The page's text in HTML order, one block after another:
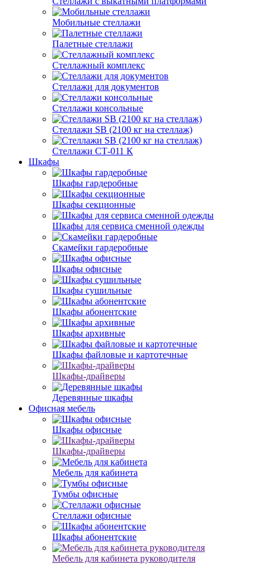
Мобильные стеллажи
Палетные стеллажи
Стеллажный комплекс
Стеллажи для документов
Стеллажи консольные
Стеллажи SB (2100 кг на стеллаж)
Стеллажи СТ-011 К
Шкафы
Шкафы гардеробные
Шкафы секционные
Шкафы для сервиса сменной одежды
Скамейки гардеробные
Шкафы офисные
Шкафы сушильные
Шкафы абонентские
Шкафы архивные
Шкафы файловые и картотечные
Шкафы-драйверы
Деревянные шкафы
Офисная мебель
Шкафы офисные
Шкафы-драйверы
Мебель для кабинета
Тумбы офисные
Стеллажи офисные
Шкафы абонентские
Мебель для кабинета руководителя